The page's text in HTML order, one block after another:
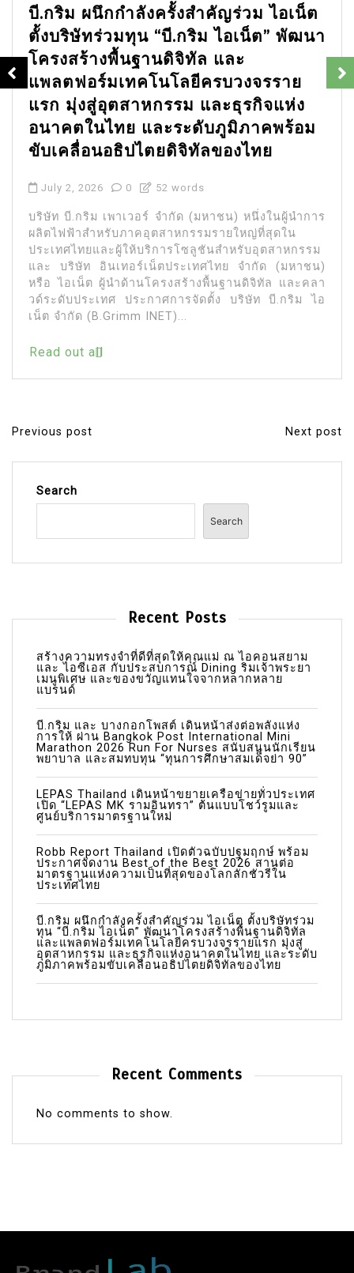
บี.กริม ผนึกกำลังครั้งสำคัญร่วม ไอเน็ต
ตั้งบริษัทร่วมทุน “บี.กริม ไอเน็ต” พัฒนา
โครงสร้างพื้นฐานดิจิทัล และ
แพลตฟอร์มเทคโนโลยีครบวงจรราย
แรก มุ่งสู่อุตสาหกรรม และธุรกิจแห่ง
อนาคตในไทย และระดับภูมิภาคพร้อม
ขับเคลื่อนอธิปไตยดิจิทัลของไทย
July 2, 2026 0 52 words
บริษัท บี.กริม เพาเวอร์ จำกัด (มหาชน) หนึ่งในผู้นำการ
ผลิตไฟฟ้าสำหรับภาคอุตสาหกรรมรายใหญ่ที่สุดใน
ประเทศไทยและผู้ให้บริการโซลูชันสำหรับอุตสาหกรรม
และ บริษัท อินเทอร์เน็ตประเทศไทย จำกัด (มหาชน)
หรือ ไอเน็ต ผู้นำด้านโครงสร้างพื้นฐานดิจิทัล และคลา
วด์ระดับประเทศ ประกาศการจัดตั้ง บริษัท บี.กริม ไอ
เน็ต จำกัด (B.Grimm INET)...
Read out all
P
o
a
Previous post Next post
Search
Search
Recent Posts
สร้างความทรงจำที่ดีที่สุดให้คุณแม่ ณ ไอคอนสยาม
และ ไอซีเอส กับประสบการณ์ Dining ริมเจ้าพระยา
เมนูพิเศษ และของขวัญแทนใจจากหลากหลาย
แบรนด์
บี.กริม และ บางกอกโพสต์ เดินหน้าส่งต่อพลังแห่ง
การให้ ผ่าน Bangkok Post International Mini
Marathon 2026 Run For Nurses สนับสนุนนักเรียน
พยาบาล และสมทบทุน “ทุนการศึกษาสมเด็จย่า 90”
LEPAS Thailand เดินหน้าขยายเครือข่ายทั่วประเทศ
เปิด “LEPAS MK รามอินทรา” ต้นแบบโชว์รูมและ
ศูนย์บริการมาตรฐานใหม่
Robb Report Thailand เปิดตัวฉบับปฐมฤกษ์ พร้อม
ประกาศจัดงาน Best of the Best 2026 สานต่อ
มาตรฐานแห่งความเป็นที่สุดของโลกลักชัวรีใน
ประเทศไทย
บี.กริม ผนึกกำลังครั้งสำคัญร่วม ไอเน็ต ตั้งบริษัทร่วม
ทุน “บี.กริม ไอเน็ต” พัฒนาโครงสร้างพื้นฐานดิจิทัล
และแพลตฟอร์มเทคโนโลยีครบวงจรรายแรก มุ่งสู่
อุตสาหกรรม และธุรกิจแห่งอนาคตในไทย และระดับ
ภูมิภาคพร้อมขับเคลื่อนอธิปไตยดิจิทัลของไทย
Recent Comments
No comments to show.